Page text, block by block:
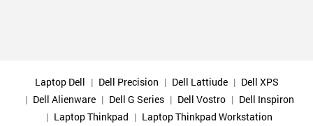
Laptop Dell Dell Precision Dell Lattiude
Dell XPS
Dell Alienware
Dell G Series Dell Vostro
Dell Inspiron
Laptop Thinkpad
Laptop Thinkpad Workstation